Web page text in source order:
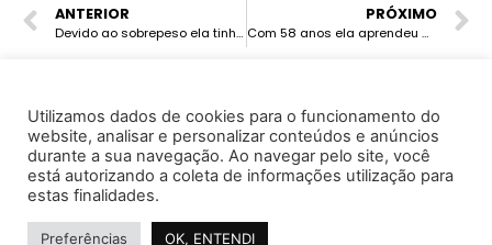
ANTERIOR
Devido ao sobrepeso ela tinha vergonha de usar biquíni, estava com baixa energia, pré diabete, colesterol, autoestima baixa, após eliminar 8.6 kg e 14 cm de abdômen, sua saúde e autoestima foi recuperada, voltou a usar biquíni e se sente outra pessoa.
PRÓXIMO
Com 58 anos ela aprendeu a combinação corretas dos alimentos com o Emagrecimento Hormonal, eliminou 5.3 kg e 15 cm de abdômen, hoje está se sentindo mais leve
© 2022 · Marcela Avila · Todos os direitos reservados
Instituto de Saúde e Cursos Ltda - CNPJ 37.130.995/0001-25
Política de Privacidade
Utilizamos dados de cookies para o funcionamento do
website, analisar e personalizar conteúdos e anúncios
durante a sua navegação. Ao navegar pelo site, você
está autorizando a coleta de informações utilização para
estas finalidades.
Preferências OK, ENTENDI